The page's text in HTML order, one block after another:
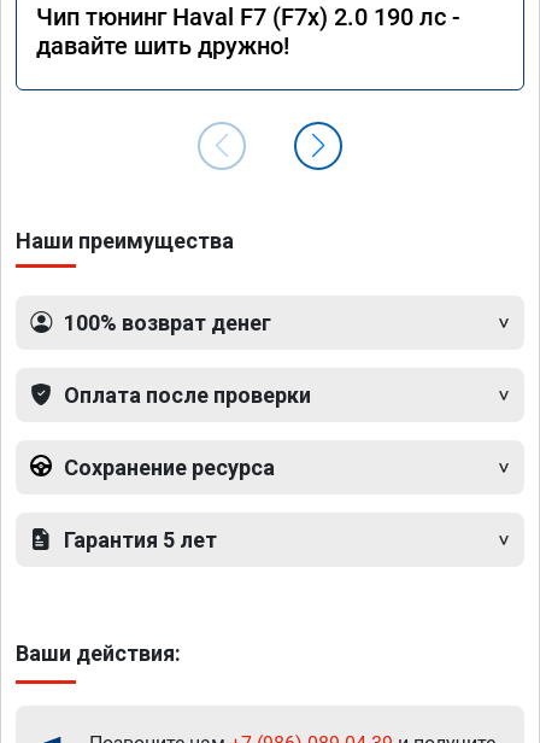
Чип тюнинг Haval F7 (F7x) 2.0 190 лс -
давайте шить дружно!
Наши преимущества
100% возврат денег
Оплата после проверки
Сохранение ресурса
Гарантия 5 лет
Ваши действия: